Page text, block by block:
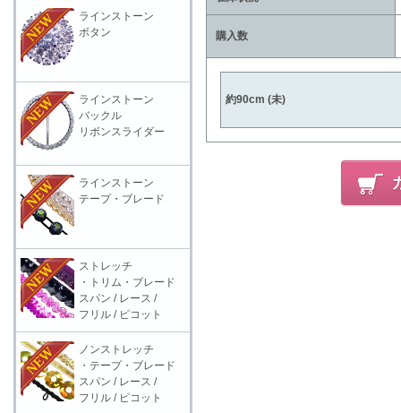
購入数
約90cm (未)
ラインストーン
ボタン
ラインストーン
バックル
リボンスライダー
ラインストーン
テープ・ブレード
ストレッチ
・トリム・ブレード
スパン / レース /
フリル / ピコット
ノンストレッチ
・テープ・ブレード
スパン / レース /
フリル / ピコット